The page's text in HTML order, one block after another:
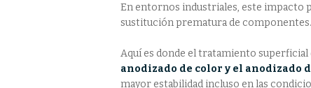
En entornos industriales, este impacto
sustitución prematura de componentes.
Aquí es donde el tratamiento
anodizado de color y el anodizado
mayor estabilidad incluso en las